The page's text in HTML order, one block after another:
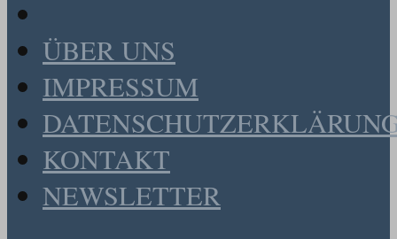
ÜBER UNS
IMPRESSUM
KONTAKT
NEWSLETTER